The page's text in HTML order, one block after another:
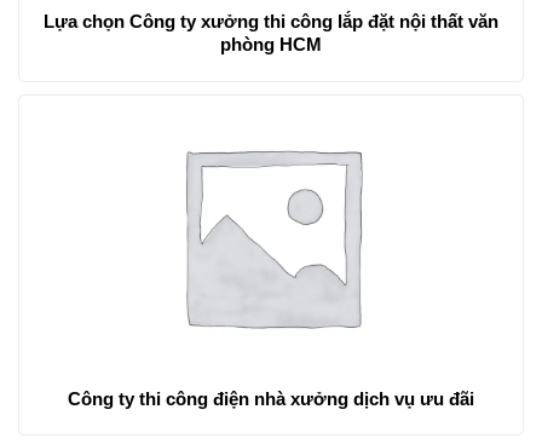
Lựa chọn Công ty xưởng thi công lắp đặt nội thất văn
phòng HCM
Công ty thi công điện nhà xưởng dịch vụ ưu đãi